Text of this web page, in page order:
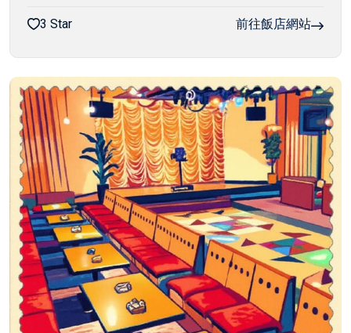
3 Star 前往飯店網站